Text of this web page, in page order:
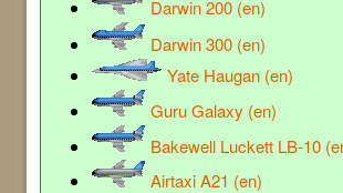
Darwin 200 (en)
Darwin 300 (en)
Yate Haugan (en)
Guru Galaxy (en)
Bakewell Luckett LB-10
Airtaxi A21 (en)